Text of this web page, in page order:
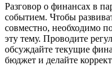
Разговор о финансах в
событием. Чтобы
совместно, необходимо
эту тему. Проводите
обсуждайте текущие
бюджет и делайте